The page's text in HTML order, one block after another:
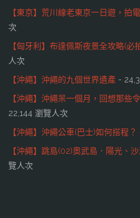
【東京】荒川線老東京一日遊，拍
次
【匈牙利】布達佩斯夜景全攻略(必
人次
【沖繩】沖繩的九個世界遺產 -
【沖繩】沖繩呆一個月，回想那些
22,144 瀏覽人次
【沖繩】沖繩公車(巴士)如何搭程？
【沖繩】跳島(02)奧武島．陽光、
覽人次